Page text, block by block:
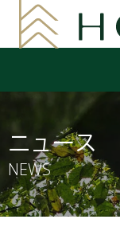
ニュース
NEWS